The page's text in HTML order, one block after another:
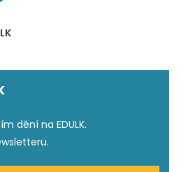
dění na EDULK.